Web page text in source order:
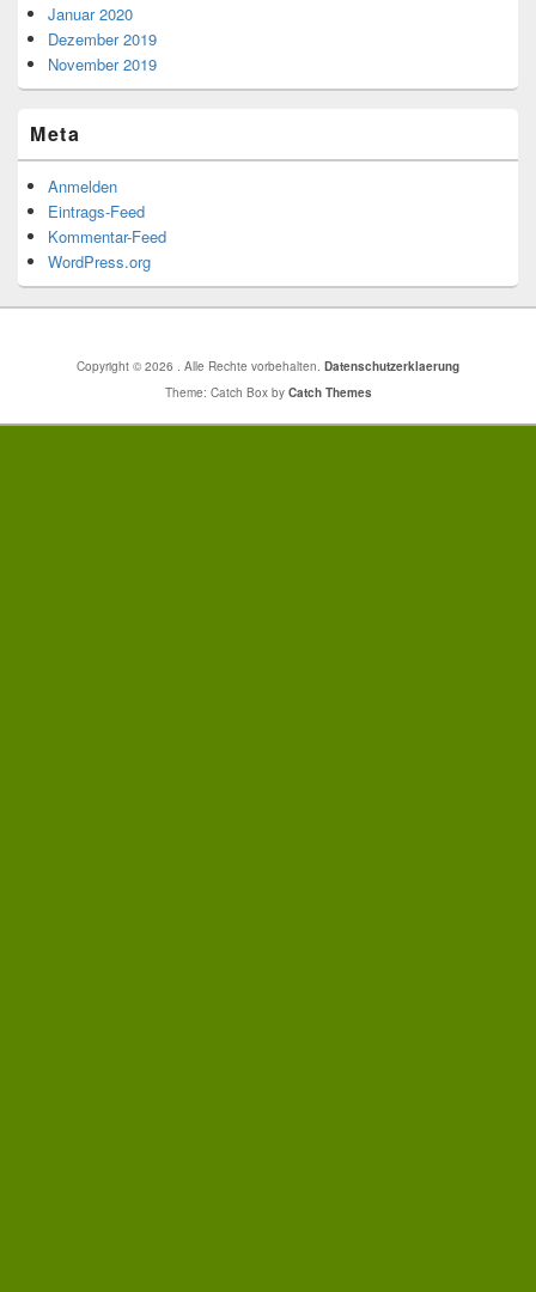
Januar 2020
Dezember 2019
November 2019
Meta
Anmelden
Eintrags-Feed
Kommentar-Feed
WordPress.org
Copyright © 2026 . Alle Rechte vorbehalten. Datenschutzerklaerung
Theme: Catch Box by Catch Themes